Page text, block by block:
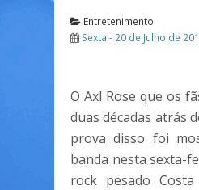
Entretenimento
Sexta - 20 de Julho de
O Axl Rose que os
duas décadas atrás
prova disso foi
banda nesta sexta-
rock pesado